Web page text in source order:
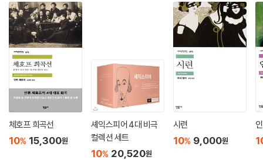
체호프 희곡선
10% 15,300원
셰익스피어 4대 비극
컬렉션 세트
10% 20,520원
시련
10% 9,000원